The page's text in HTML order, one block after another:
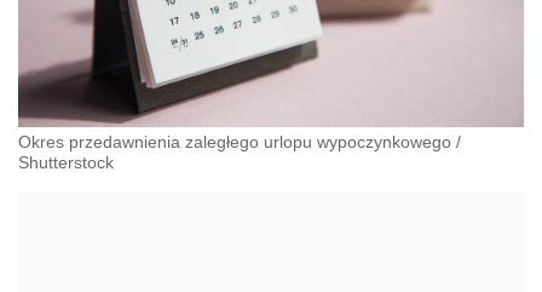
Okres przedawnienia zaległego urlopu wypoczynkowego /
Shutterstock